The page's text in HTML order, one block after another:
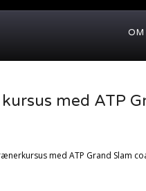
OM
med ATP
med ATP Grand Slam